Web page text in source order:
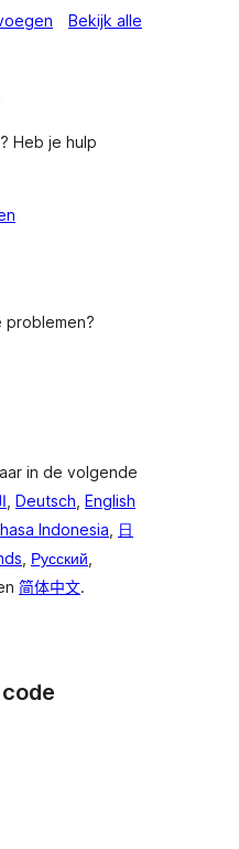
Bekijk alle
Heb je hulp
in de volgende
, Deutsch, English
Indonesia, 日
, Русский,
简体中文.